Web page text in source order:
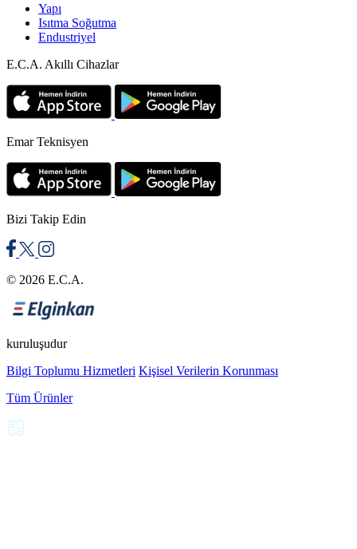
Yapı
Isıtma Soğutma
Endustriyel
E.C.A. Akıllı Cihazlar
Emar Teknisyen
Bizi Takip Edin
© 2026 E.C.A.
kuruluşudur
Bilgi Toplumu Hizmetleri Kişisel Verilerin Korunması
Tüm Ürünler